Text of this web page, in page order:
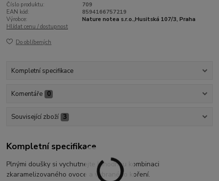
Číslo produktu:
709
EAN kód:
8594166757219
Výrobce:
Nature notea s.r.o.,Husitská 107/3, Praha
Hlídat cenu / dostupnost
Do oblíbených
Kompletní specifikace
Komentáře 0
Související zboží 3
Kompletní specifikace
Plnými doušky si vychutnejte lahodnou kombinaci
zkaramelizovaného ovoce a vybraného koření.